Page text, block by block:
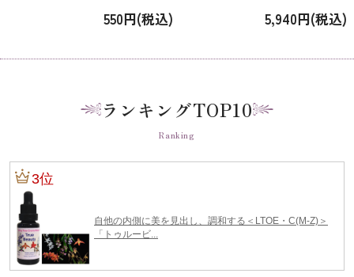
550円(税込)
ー」 [容量2種類]5,940円(税込)
ランキングTOP10
Ranking